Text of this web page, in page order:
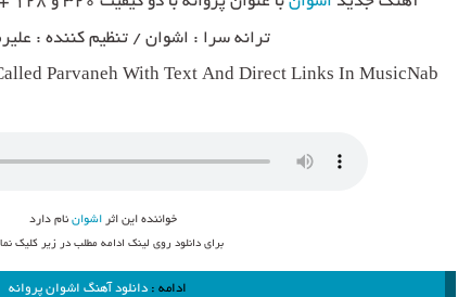
ترانه سرا : اشوان / تنظیم کننده :
Parvaneh With Text And Direct Links In MusicNab
خواننده این اثراشوان نام دارد
برای دانلود روی لینک ادامه مطلب در زیر کلیک
ادامه :دانلود آهنگ اشوان پروانه